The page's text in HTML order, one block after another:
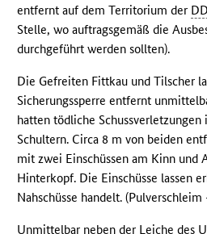
entfernt auf dem Territorium der
Stelle, wo auftragsgemäß die
durchgeführt werden sollten).
Die Gefreiten Fittkau und Tilscher
Sicherungssperre entfernt
hatten tödliche
Schultern. Circa 8 m von beiden
mit zwei Einschüssen am Kinn und
Hinterkopf. Die Einschüsse lassen
Nahschüsse handelt.
Unmittelbar neben der Leiche des